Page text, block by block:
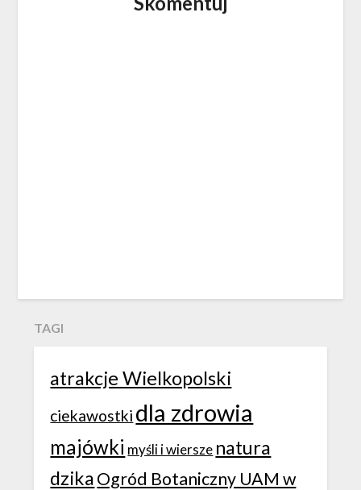
TAGI
atrakcje Wielkopolski
ciekawostki dla zdrowia
majówki myśli i wiersze natura
dzikaOgród Botaniczny UAM w